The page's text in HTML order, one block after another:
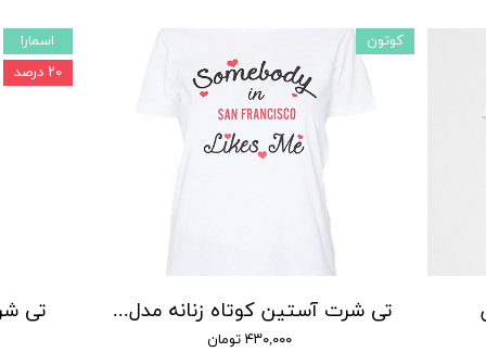
تی
اسمارا
۲۰ درصد
تی شرت آستین کوتاه زنانه مدل POOL00190 کوتون
۴۳۰,۰۰۰ تومان
کوتون